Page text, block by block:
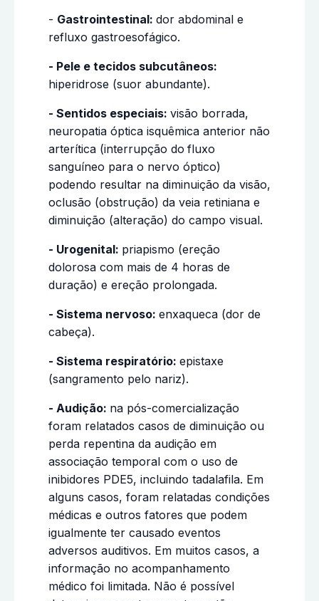
- Gastrointestinal: dor abdominal e
refluxo gastroesofágico.
- Pele e tecidos subcutâneos:
hiperidrose (suor abundante).
- Sentidos especiais: visão borrada,
neuropatia óptica isquêmica anterior não
arterítica (interrupção do fluxo
sanguíneo para o nervo óptico)
podendo resultar na diminuição da visão,
oclusão (obstrução) da veia retiniana e
diminuição (alteração) do campo visual.
- Urogenital: priapismo (ereção
dolorosa com mais de 4 horas de
duração) e ereção prolongada.
- Sistema nervoso: enxaqueca (dor de
cabeça).
- Sistema respiratório: epistaxe
(sangramento pelo nariz).
- Audição: na pós-comercialização
foram relatados casos de diminuição ou
perda repentina da audição em
associação temporal com o uso de
inibidores PDE5, incluindo tadalafila. Em
alguns casos, foram relatadas condições
médicas e outros fatores que podem
igualmente ter causado eventos
adversos auditivos. Em muitos casos, a
informação no acompanhamento
médico foi limitada. Não é possível